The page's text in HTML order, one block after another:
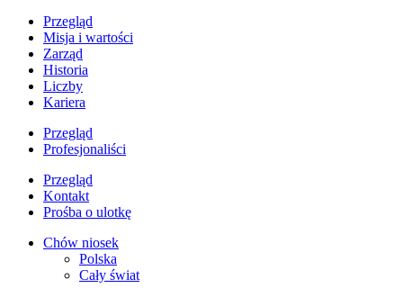
Przegląd
Misja i wartości
Zarząd
Historia
Liczby
Kariera
Przegląd
Profesjonaliści
Przegląd
Kontakt
Prośba o ulotkę
Chów niosek
Polska
Cały świat